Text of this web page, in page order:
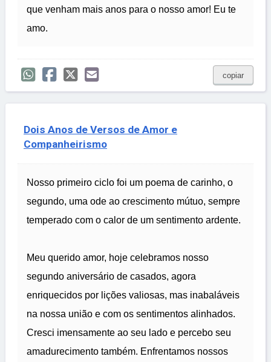
que venham mais anos para o nosso amor! Eu te
amo.
copiar
Dois Anos de Versos de Amor e
Companheirismo
Nosso primeiro ciclo foi um poema de carinho, o
segundo, uma ode ao crescimento mútuo, sempre
temperado com o calor de um sentimento ardente.
Meu querido amor, hoje celebramos nosso
segundo aniversário de casados, agora
enriquecidos por lições valiosas, mas inabaláveis
na nossa união e com os sentimentos alinhados.
Cresci imensamente ao seu lado e percebo seu
amadurecimento também. Enfrentamos nossos